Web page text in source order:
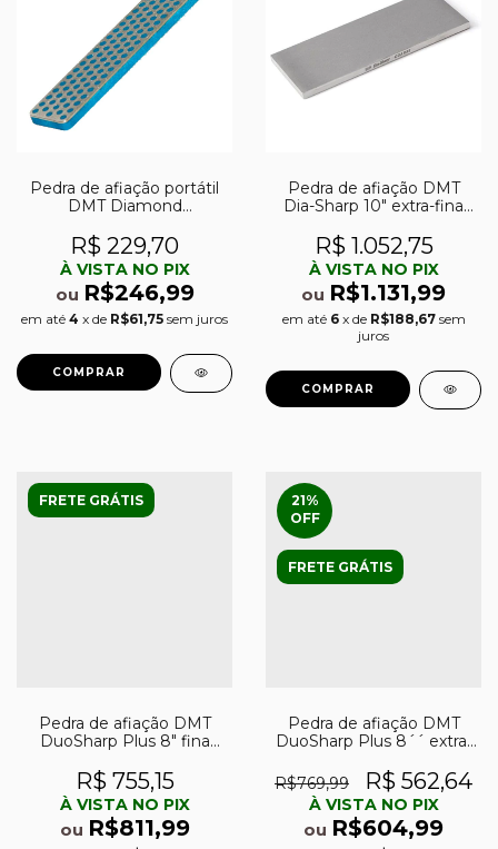
Pedra de afiação portátil
DMT Diamond
R$ 229,70
À VISTA NO PIX
ou R$246,99
em até 4 x de R$61,75 sem juros
Pedra de afiação DMT
Dia-Sharp 10″ extra-fina
R$ 1.052,75
À VISTA NO PIX
ou R$1.131,99
em até 6 x de R$188,67 sem
juros
FRETE GRÁTIS
Pedra de afiação DMT
DuoSharp Plus 8″ fina
R$ 755,15
À VISTA NO PIX
ou R$811,99
21%
OFF
FRETE GRÁTIS
Pedra de afiação DMT
DuoSharp Plus 8´´ extra-
R$769,99
R$ 562,64
À VISTA NO PIX
ou R$604,99